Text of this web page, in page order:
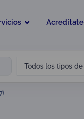
Acredítate